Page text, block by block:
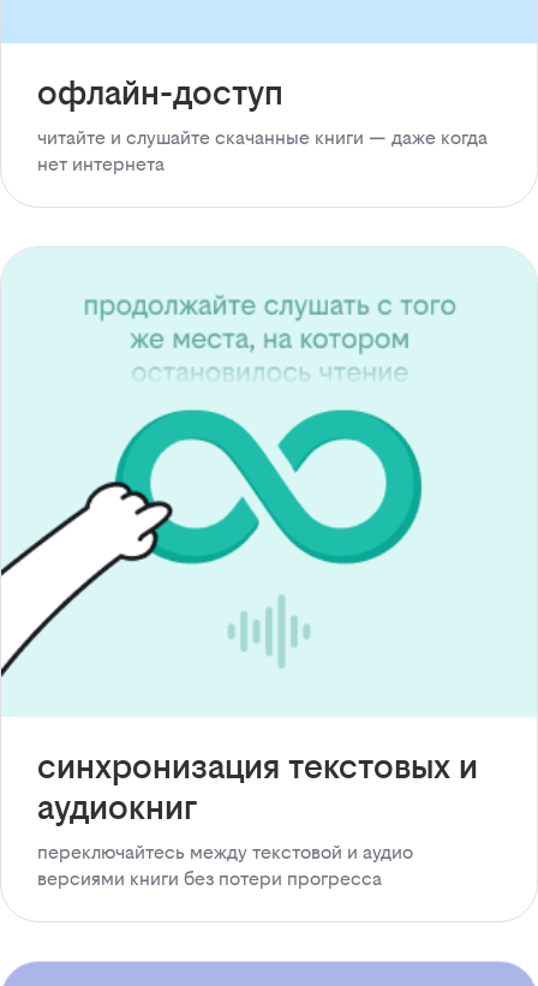
офлайн-доступ
читайте и слушайте скачанные книги — даже когда
нет интернета
синхронизация текстовых и
аудиокниг
переключайтесь между текстовой и аудио
версиями книги без потери прогресса